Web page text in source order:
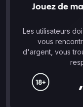
Jouez de
Les utilisateurs
vous
d'argent, vous